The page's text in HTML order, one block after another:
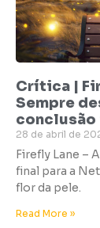
Crítica |
Sempre
conclusão
28 de abril de
Firefly Lane –
final para a
flor da pele.
Read More »